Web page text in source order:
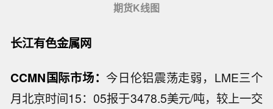
期货K线图
长江有色金属网
CCMN国际市场： 今日伦铝震荡走弱，LME三个
月北京时间15：05报于3478.5美元/吨，较上一交